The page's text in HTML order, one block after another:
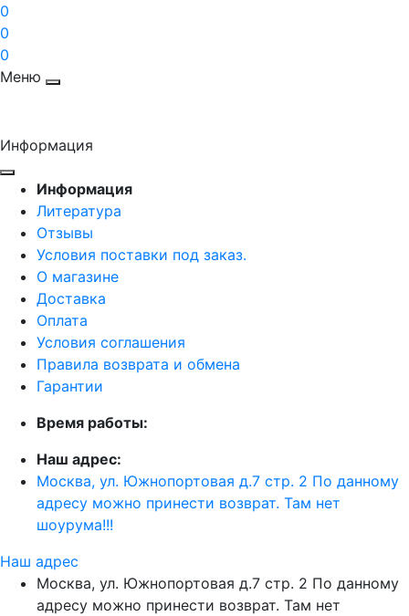
0
0
0
Меню
Информация
Информация
Литература
Отзывы
Условия поставки под заказ.
О магазине
Доставка
Оплата
Условия соглашения
Правила возврата и обмена
Гарантии
Время работы:
Наш адрес:
Москва, ул. Южнопортовая д.7 стр. 2 По данному
адресу можно принести возврат. Там нет
шоурума!!!
Наш адрес
Москва, ул. Южнопортовая д.7 стр. 2 По данному
адресу можно принести возврат. Там нет